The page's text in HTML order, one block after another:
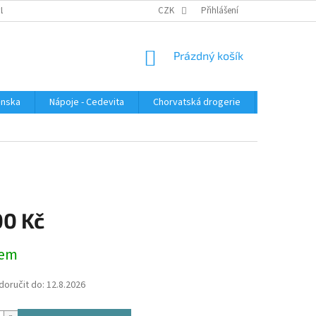
VELKOOBCHOD
CZK Přihlášení
NÁKUPNÍ
Prázdný košík
Nápoje - Cedevita Chorvatská drogerie
Kč
do: 12.8.2026